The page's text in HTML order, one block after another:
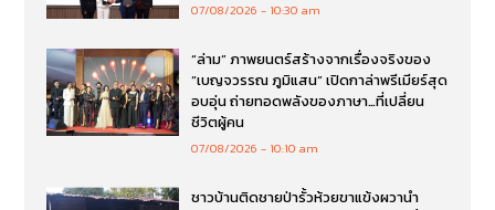
07/08/2026 10:30 am
“ล่าม” ภาพยนตร์สร้างจากเรื่องจริงของ
“เบญจวรรณ ภูมิแสน” เปิดกาล่าพรีเมียร์สุด
อบอุ่น ถ่ายทอดพลังของภาษา…ที่เปลี่ยน
ชีวิตผู้คน
07/08/2026 10:10 am
ชาวบ้านติดชายป่ารั้วห้วยขาแข้งผวานำ